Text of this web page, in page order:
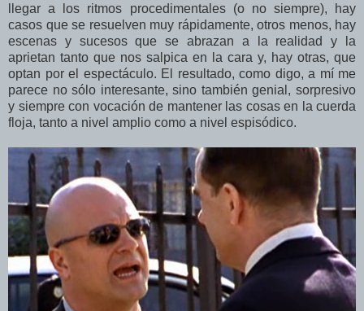
llegar a los ritmos procedimentales (o no siempre), hay
casos que se resuelven muy rápidamente, otros menos, hay
escenas y sucesos que se abrazan a la realidad y la
aprietan tanto que nos salpica en la cara y, hay otras, que
optan por el espectáculo. El resultado, como digo, a mí me
parece no sólo interesante, sino también genial, sorpresivo
y siempre con vocación de mantener las cosas en la cuerda
floja, tanto a nivel amplio como a nivel espisódico.